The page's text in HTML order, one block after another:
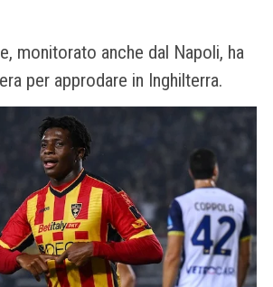
monitorato anche dal Napoli, ha
per approdare in Inghilterra.